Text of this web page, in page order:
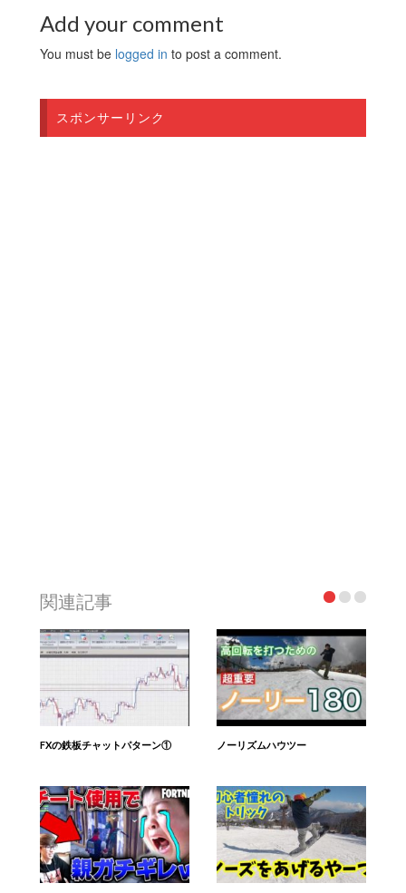
Add your comment
You must be logged in to post a comment.
スポンサーリンク
関連記事
FXの鉄板チャットパターン① ノーリズムハウツー